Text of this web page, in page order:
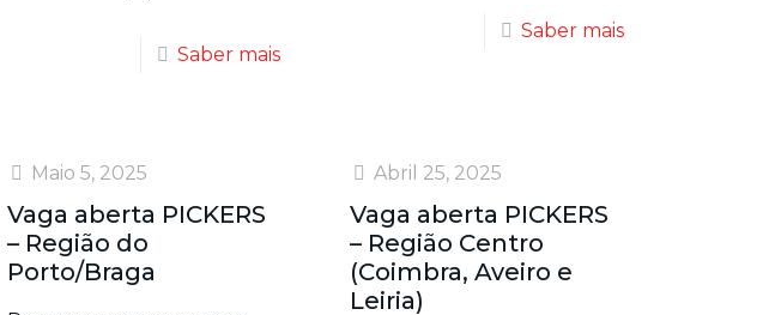
Saber mais
Saber mais
Maio 5, 2025
Vaga aberta PICKERS
– Região do
Porto/Braga
Abril 25, 2025
Vaga aberta PICKERS
– Região Centro
(Coimbra, Aveiro e
Leiria)